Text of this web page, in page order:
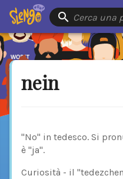
Cerca una
nein
"No" in tedesco. Si
è "ja".
Curiosità - il